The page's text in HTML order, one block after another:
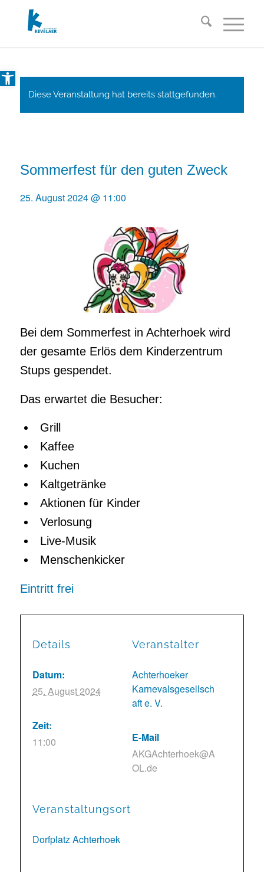
Open toolbar
Diese Veranstaltung hat bereits stattgefunden.
Sommerfest für den guten Zweck
25. August 2024 @ 11:00
Bei dem Sommerfest in Achterhoek wird
der gesamte Erlös dem Kinderzentrum
Stups gespendet.
Das erwartet die Besucher:
Grill
Kaffee
Kuchen
Kaltgetränke
Aktionen für Kinder
Verlosung
Live-Musik
Menschenkicker
Eintritt frei
Details
Datum:
25. August 2024
Zeit:
11:00
Veranstalter
Achterhoeker
Karnevalsgesellsch
aft e. V.
E-Mail
AKGAchterhoek@A
OL.de
Veranstaltungsort
Dorfplatz Achterhoek